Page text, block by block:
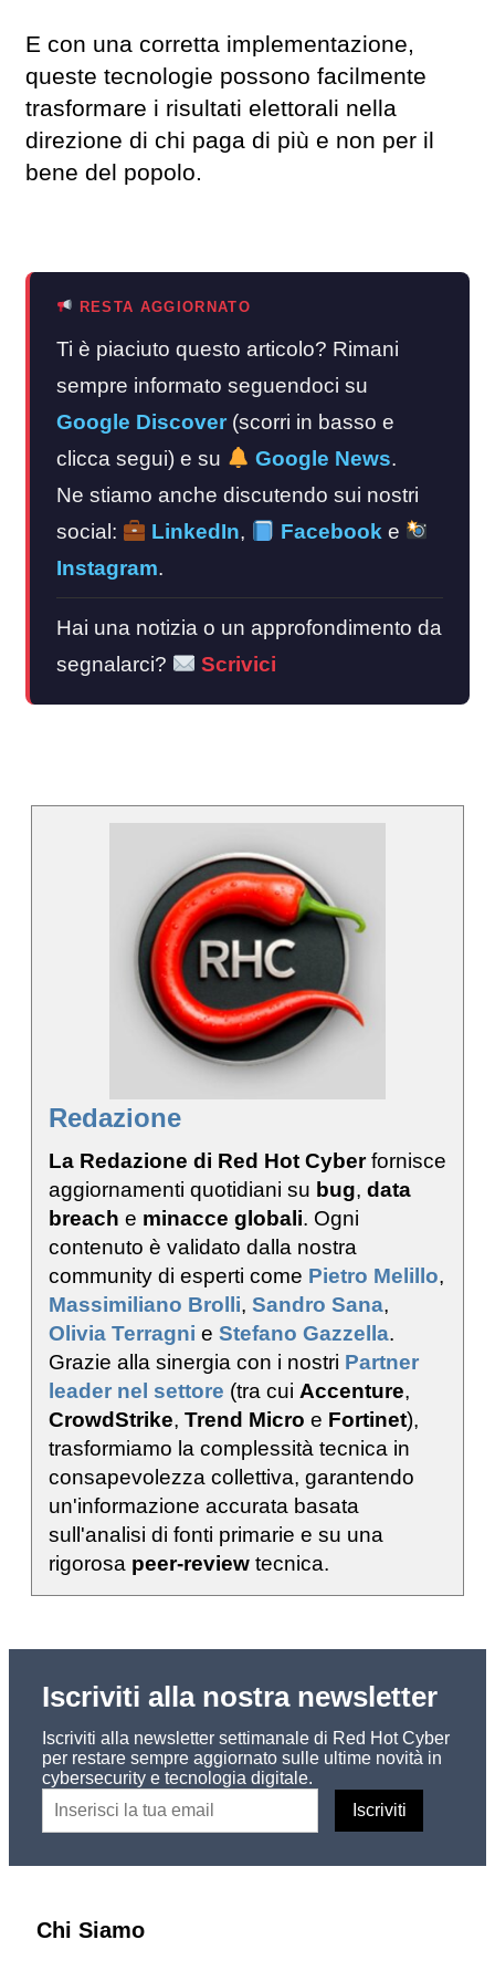
E con una corretta implementazione,
queste tecnologie possono facilmente
trasformare i risultati elettorali nella
direzione di chi paga di più e non per il
bene del popolo.
RESTA AGGIORNATO
Ti è piaciuto questo articolo? Rimani
sempre informato seguendoci su
Google Discover (scorri in basso e
clicca segui) e su
Google News.
Ne stiamo anche discutendo sui nostri
social:
LinkedIn, Facebook e
Instagram.
Hai una notizia o un approfondimento da
segnalarci?
Scrivici
Redazione
La Redazione di Red Hot Cyberfornisce
aggiornamenti quotidiani su bug, data
breach e minacce globali. Ogni
contenuto è validato dalla nostra
community di esperti come Pietro Melillo,
Massimiliano Brolli, Sandro Sana,
Olivia Terragni e Stefano Gazzella.
Grazie alla sinergia con i nostri Partner
leader nel settore (tra cui Accenture,
CrowdStrike, Trend Micro e Fortinet),
trasformiamo la complessità tecnica in
consapevolezza collettiva, garantendo
un'informazione accurata basata
sull'analisi di fonti primarie e su una
rigorosa peer-review tecnica.
Iscriviti alla nostra newsletter
Iscriviti alla newsletter settimanale di Red Hot Cyber
per restare sempre aggiornato sulle ultime novità in
cybersecurity e tecnologia digitale.
Chi Siamo